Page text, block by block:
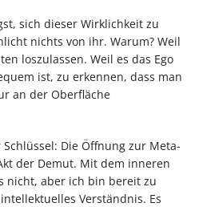
sich dieser Wirklichkeit zu
nichts von ihr. Warum? Weil
loszulassen. Weil es das Ego
ist, zu erkennen, dass man
an der Oberfläche
Die Öffnung zur Meta-
der Demut. Mit dem inneren
nicht, aber ich bin bereit zu
Verständnis. Es